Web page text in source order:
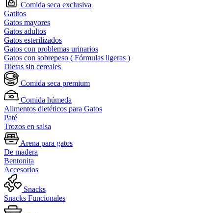
Comida seca exclusiva
Gatitos
Gatos mayores
Gatos adultos
Gatos esterilizados
Gatos con problemas urinarios
Gatos con sobrepeso ( Fórmulas ligeras )
Dietas sin cereales
Comida seca premium
Comida húmeda
Alimentos dietéticos para Gatos
Paté
Trozos en salsa
Arena para gatos
De madera
Bentonita
Accesorios
Snacks
Snacks Funcionales